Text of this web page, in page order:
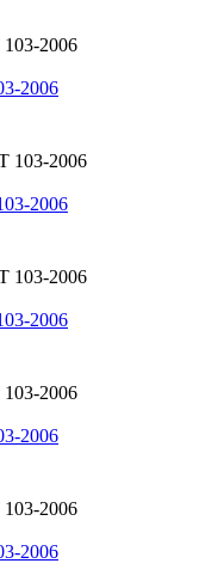
2006
2006
2006
2006
2006